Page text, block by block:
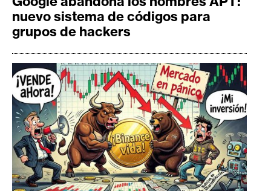
nuevo sistema de códigos para
grupos de hackers